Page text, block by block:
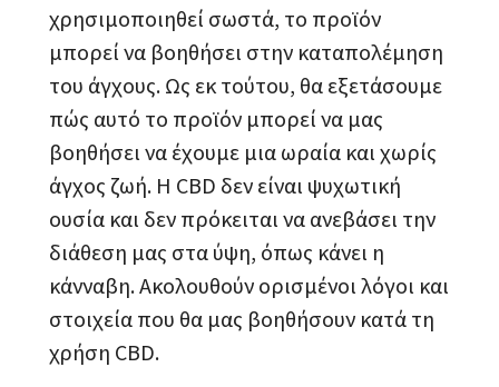
χρησιμοποιηθεί σωστά, το προϊόν
μπορεί να βοηθήσει στην καταπολέμηση
του άγχους. Ως εκ τούτου, θα εξετάσουμε
πώς αυτό το προϊόν μπορεί να μας
βοηθήσει να έχουμε μια ωραία και χωρίς
άγχος ζωή. Η CBD δεν είναι ψυχωτική
ουσία και δεν πρόκειται να ανεβάσει την
διάθεση μας στα ύψη, όπως κάνει η
κάνναβη. Ακολουθούν ορισμένοι λόγοι και
στοιχεία που θα μας βοηθήσουν κατά τη
χρήση CBD.